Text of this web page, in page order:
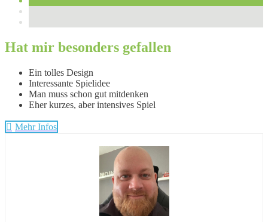
Hat mir besonders gefallen
Ein tolles Design
Interessante Spielidee
Man muss schon gut mitdenken
Eher kurzes, aber intensives Spiel
Mehr Infos